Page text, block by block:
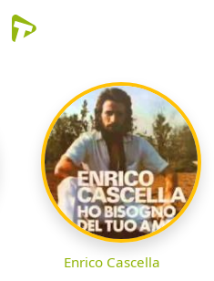
Enrico Cascella